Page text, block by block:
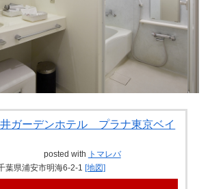
ガーデンホテル プラナ東京ベイ
posted with トマレバ
葉県浦安市明海6-2-1 [地図]